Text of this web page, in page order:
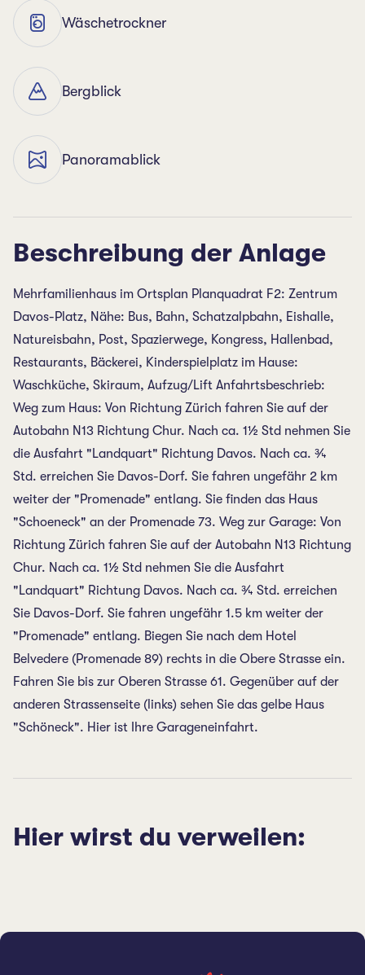
Wäschetrockner
Bergblick
Panoramablick
Beschreibung der Anlage
Mehrfamilienhaus im Ortsplan Planquadrat F2: Zentrum
Davos-Platz, Nähe: Bus, Bahn, Schatzalpbahn, Eishalle,
Natureisbahn, Post, Spazierwege, Kongress, Hallenbad,
Restaurants, Bäckerei, Kinderspielplatz im Hause:
Waschküche, Skiraum, Aufzug/Lift Anfahrtsbeschrieb:
Weg zum Haus: Von Richtung Zürich fahren Sie auf der
Autobahn N13 Richtung Chur. Nach ca. 1½ Std nehmen Sie
die Ausfahrt "Landquart" Richtung Davos. Nach ca. ¾
Std. erreichen Sie Davos-Dorf. Sie fahren ungefähr 2 km
weiter der "Promenade" entlang. Sie finden das Haus
"Schoeneck" an der Promenade 73. Weg zur Garage: Von
Richtung Zürich fahren Sie auf der Autobahn N13 Richtung
Chur. Nach ca. 1½ Std nehmen Sie die Ausfahrt
"Landquart" Richtung Davos. Nach ca. ¾ Std. erreichen
Sie Davos-Dorf. Sie fahren ungefähr 1.5 km weiter der
"Promenade" entlang. Biegen Sie nach dem Hotel
Belvedere (Promenade 89) rechts in die Obere Strasse ein.
Fahren Sie bis zur Oberen Strasse 61. Gegenüber auf der
anderen Strassenseite (links) sehen Sie das gelbe Haus
"Schöneck". Hier ist Ihre Garageneinfahrt.
Hier wirst du verweilen: